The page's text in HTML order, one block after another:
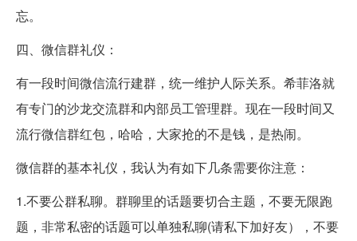
忘。
四、微信群礼仪：
有一段时间微信流行建群，统一维护人际关系。希菲洛就
有专门的沙龙交流群和内部员工管理群。现在一段时间又
流行微信群红包，哈哈，大家抢的不是钱，是热闹。
微信群的基本礼仪，我认为有如下几条需要你注意：
1.不要公群私聊。群聊里的话题要切合主题，不要无限跑
题，非常私密的话题可以单独私聊(请私下加好友），不要